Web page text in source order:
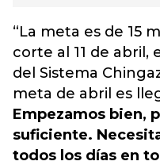
“La meta es de 15
corte al 11 de abril,
del Sistema
meta de abril es
Empezamos bien,
suficiente.
todos los días en